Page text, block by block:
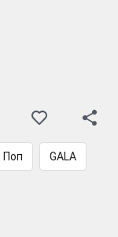
Поп GALA